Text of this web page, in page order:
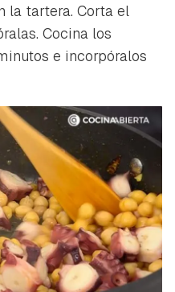
primero has de
CANCELAR
la tartera. Corta el
Cocina los
e incorpóralos
a nuestro boletín.